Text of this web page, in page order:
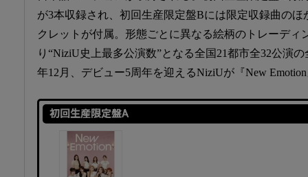
が3本収録され、初回生産限定盤Bには限定収録曲のほ
クレットが付属。形態ごとに異なる絵柄のトレーディ
り“NiziU史上最多公演数”となる全国21都市全32公演
年12月、デビュー5周年を迎えるNiziUが『New
初回生産限定盤A